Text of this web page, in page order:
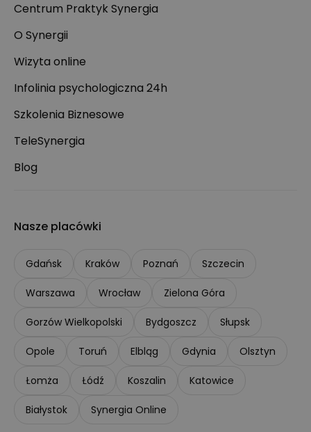
Centrum Praktyk Synergia
O Synergii
Wizyta online
Infolinia psychologiczna 24h
Szkolenia Biznesowe
TeleSynergia
Blog
Nasze placówki
Gdańsk Kraków Poznań Szczecin
Warszawa Wrocław Zielona Góra
Gorzów Wielkopolski Bydgoszcz Słupsk
Opole Toruń Elbląg Gdynia Olsztyn
Łomża Łódź Koszalin Katowice
Białystok Synergia Online